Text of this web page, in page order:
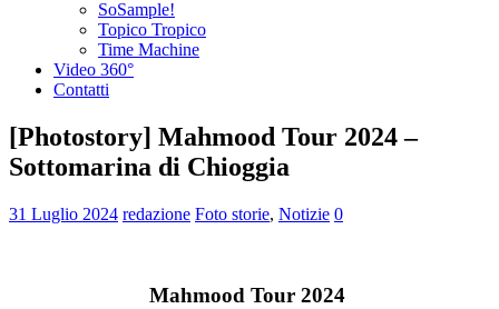
SoSample!
Topico Tropico
Time Machine
Video 360°
Contatti
[Photostory] Mahmood Tour 2024 –
Sottomarina di Chioggia
31 Luglio 2024 redazione Foto storie, Notizie 0
Mahmood Tour 2024